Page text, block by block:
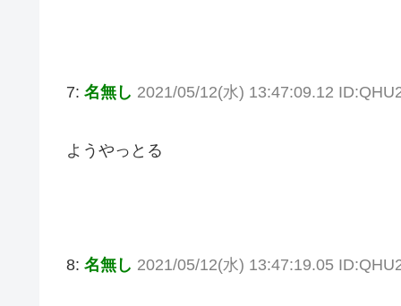
7: 名無し 2021/05/12(水) 13:47:09.12
ようやっとる
8: 名無し 2021/05/12(水) 13:47:19.05